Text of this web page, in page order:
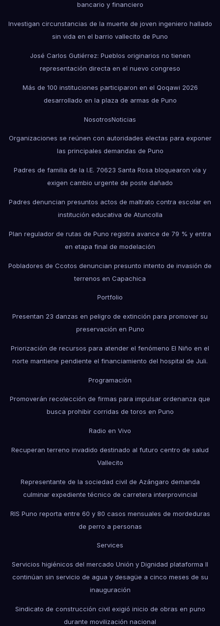
bancario y financiero
Investigan circunstancias de la muerte de joven ingeniero hallado
sin vida en el barrio vallecito de Puno
José Carlos Gutiérrez: Pueblos originarios no tienen
representación directa en el nuevo congreso
Más de 100 instituciones participaron en el Qoqawi 2026
desarrollado en la plaza de armas de Puno
NosotrosNoticias
Organizaciones se reúnen con autoridades electas para exponer
las principales demandas de Puno
Padres de familia de la I.E. 70623 Santa Rosa bloquearon vía y
exigen cambio urgente de poste dañado
Padres denuncian presuntos actos de maltrato contra escolar en
institución educativa de Atuncolla
Plan regulador de rutas de Puno registra avance de 79 % y entra
en etapa final de modelación
Pobladores de Ccotos denuncian presunto intento de invasión de
terrenos en Capachica
Portfolio
Presentan 23 danzas en peligro de extinción para promover su
preservación en Puno
Priorización de recursos para atender el fenómeno El Niño en el
norte mantiene pendiente el financiamiento del hospital de Juli.
Programación
Promoverán recolección de firmas para impulsar ordenanza que
busca prohibir corridas de toros en Puno
Radio en Vivo
Recuperan terreno invadido destinado al futuro centro de salud
Vallecito
Representante de la sociedad civil de Azángaro demanda
culminar expediente técnico de carretera interprovincial
RIS Puno reporta entre 60 y 80 casos mensuales de mordeduras
de perro a personas
Services
Servicios higiénicos del mercado Unión y Dignidad plataforma II
continúan sin servicio de agua y desagüe a cinco meses de su
inauguración
Sindicato de construcción civil exigió inicio de obras en puno
durante movilización nacional